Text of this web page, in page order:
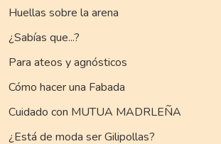
Huellas sobre la arena
¿Sabías que...?
Para ateos y agnósticos
Cómo hacer una Fabada
Cuidado con MUTUA MADRLEÑA
¿Está de moda ser Gilipollas?